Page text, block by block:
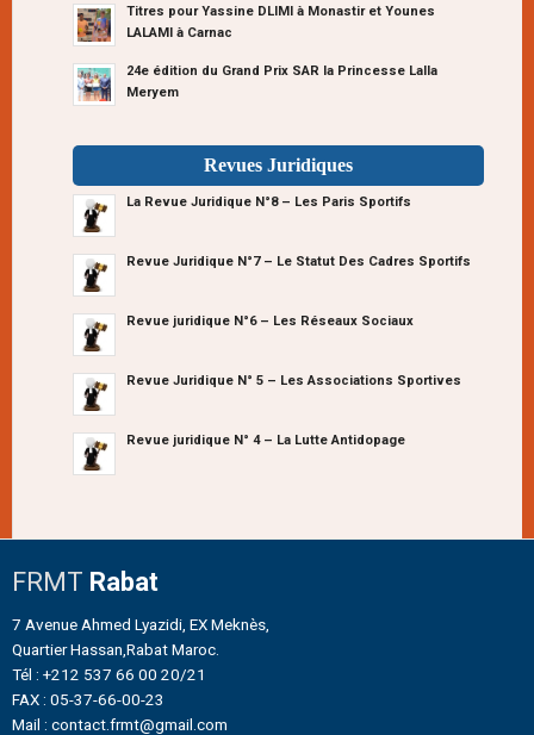
Titres pour Yassine DLIMI à Monastir et Younes
LALAMI à Carnac
24e édition du Grand Prix SAR la Princesse Lalla
Meryem
Revues Juridiques
La Revue Juridique N°8 – Les Paris Sportifs
Revue Juridique N°7 – Le Statut Des Cadres Sportifs
Revue juridique N°6 – Les Réseaux Sociaux
Revue Juridique N° 5 – Les Associations Sportives
Revue juridique N° 4 – La Lutte Antidopage
FRMT Rabat
7 Avenue Ahmed Lyazidi, EX Meknès,
Quartier Hassan,Rabat Maroc.
Tél : +212 537 66 00 20/21
FAX : 05-37-66-00-23
Mail : contact.frmt@gmail.com